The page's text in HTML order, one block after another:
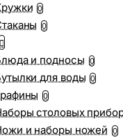
0
0
и подносы 0
для воды 0
0
столовых
и наборы ножей 0